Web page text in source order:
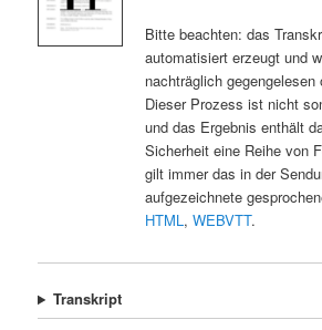
Bitte beachten: das
automatisiert erzeugt und
nachträglich gegengelesen
Dieser Prozess ist nicht
und das Ergebnis enthält
Sicherheit eine Reihe von
gilt immer das in der
aufgezeichnete
HTML, WEBVTT.
Transkript